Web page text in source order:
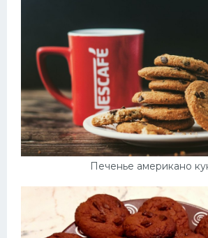
Печенье американо